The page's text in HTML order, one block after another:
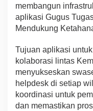
membangun
aplikasi Gugus
Mendukung
Tujuan aplikasi
kolaborasi lintas
menyukseskan
helpdesk di setiap
koordinasi untuk
dan memastikan